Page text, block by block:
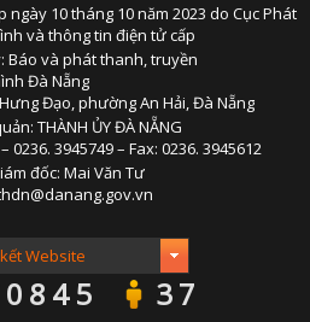
Ý DỰ THẢO LUẬT ĐẤT ĐAI (SỬA
TIẾNG DÂN TỘC THIỂU
DÂN TỘC VÀ MIỀN NÚI TIẾNG CƠ
SẢN VẬT VÙNG CAO TIẾNG CƠ
MỤC THÔNG BÁO - QUẢNG
BẢNG GIÁ QUẢNG
ĐẤU THẦU, MUA SẮM
ngày 10 tháng 10 năm 2023 do Cục Phát
và thông tin điện tử cấp
Báo và phát thanh, truyền
Đà Nẵng
Đạo, phường An Hải, Đà Nẵng
THÀNH ỦY ĐÀ NẴNG
0236. 3945749 – Fax: 0236. 3945612
đốc: Mai Văn Tư
37